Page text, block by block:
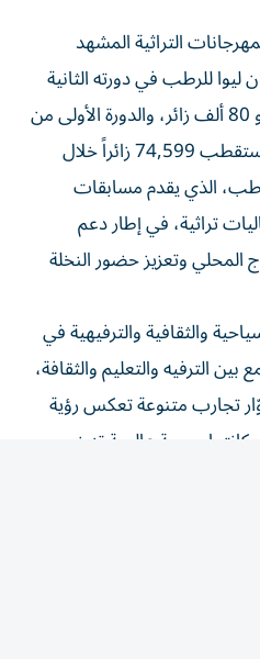
التراثية المشهد
للرطب في دورته الثانية
والعشرين، الذي استقطب نحو 80 ألف زائر، والدورة الأولى من
مهرجان العين للرطب، الذي استقطب 74,599 زائراً خلال
الذي يقدم مسابقات
تراثية، في إطار دعم
وتعزيز حضور النخلة
والثقافية والترفيهية في
الترفيه والتعليم والثقافة،
تجارب متنوعة تعكس رؤية
وجهة عالمية تنبض